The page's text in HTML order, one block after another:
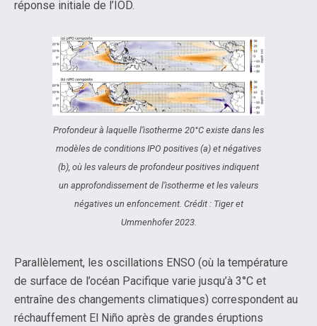
réponse initiale de l’IOD.
Profondeur à laquelle l’isotherme 20°C existe dans les
modèles de conditions IPO positives (a) et négatives
(b), où les valeurs de profondeur positives indiquent
un approfondissement de l’isotherme et les valeurs
négatives un enfoncement. Crédit : Tiger et
Ummenhofer 2023.
Parallèlement, les oscillations ENSO (où la température
de surface de l’océan Pacifique varie jusqu’à 3°C et
entraîne des changements climatiques) correspondent au
réchauffement El Niño après de grandes éruptions